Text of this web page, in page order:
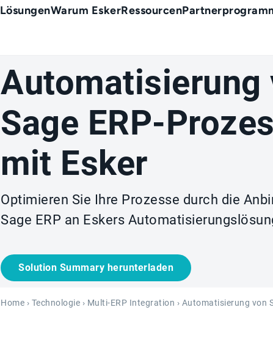
Main
LösungenWarum EskerRessourcen
Automatisierung
Sage ERP-
mit Esker
Optimieren Sie Ihre Prozesse durch die
Sage ERP an Eskers
Solution Summary herunterladen
Home › Technologie › Multi-ERP Integration › Automatisierung von